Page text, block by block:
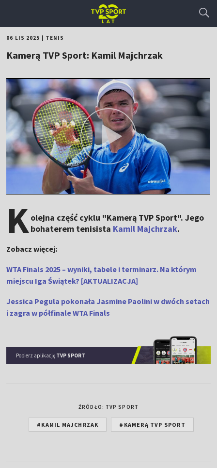
06 LIS 2025 TENIS
Kamerą TVP Sport: Kamil Majchrzak
Kolejna część cyklu "Kamerą TVP Sport". Jego
bohaterem tenisista Kamil Majchrzak.
Zobacz więcej:
WTA Finals 2025 – wyniki, tabele i terminarz. Na którym
miejscu Iga Świątek? [AKTUALIZACJA]
Jessica Pegula pokonała Jasmine Paolini w dwóch setach
i zagra w półfinale WTA Finals
Pobierz aplikację TVP SPORT
ŹRÓDŁO: TVP SPORT
#KAMIL MAJCHRZAK #KAMERĄ TVP SPORT